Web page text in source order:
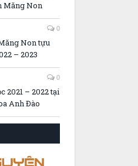
Măng Non
0
Non tựu
– 2023
0
2021 – 2022 tại
Anh Đào